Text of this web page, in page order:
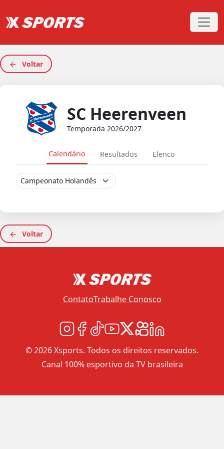
Voltar
SC Heerenveen
Temporada 2026/2027
Calendário Resultados Elenco
Voltar
ContatoTrabalhe Conosco
© 2026 Xsports. Todos os direitos reservados.
Canal 100% esportivo da TV brasileira